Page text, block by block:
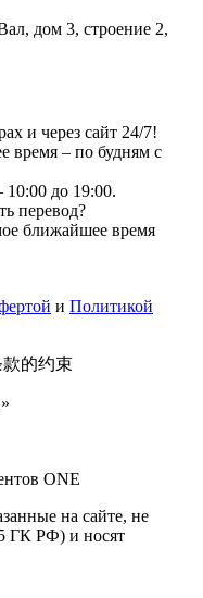
дом 3, строение 2,
и через сайт 24/7!
время – по будням с
до 19:00.
перевод?
ближайшее время
и Политикой
款的约束
ONE
на сайте, не
ГК РФ) и носят